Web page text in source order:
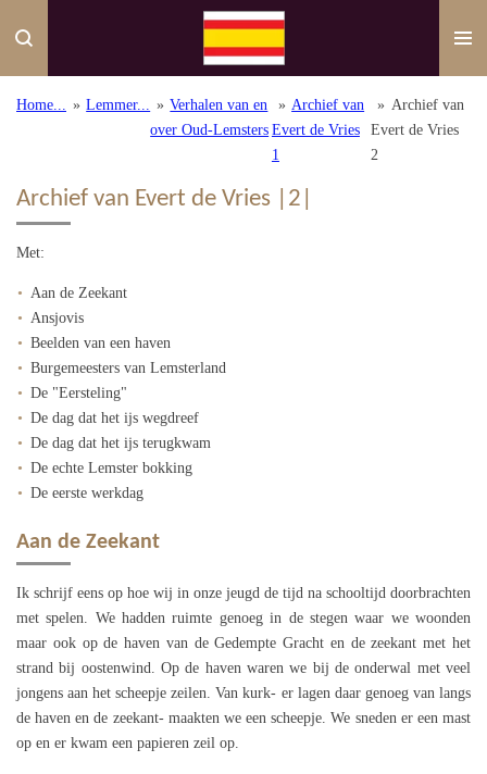
direct
de
Home... » Lemmer... » Verhalen van en
over Oud-Lemsters
» Archief van
Evert de Vries
1
» Archief van
Evert de Vries
2
Archief van Evert de Vries |2|
Met:
Aan de Zeekant
Ansjovis
Beelden van een haven
Burgemeesters van Lemsterland
De "Eersteling"
De dag dat het ijs wegdreef
De dag dat het ijs terugkwam
De echte Lemster bokking
De eerste werkdag
Aan de Zeekant
Ik schrijf eens op hoe wij in onze jeugd de tijd na schooltijd doorbrachten
met spelen. We hadden ruimte genoeg in de stegen waar we woonden
maar ook op de haven van de Gedempte Gracht en de zeekant met het
strand bij oostenwind. Op de haven waren we bij de onderwal met veel
jongens aan het scheepje zeilen. Van kurk- er lagen daar genoeg van langs
de haven en de zeekant- maakten we een scheepje. We sneden er een mast
op en er kwam een papieren zeil op.